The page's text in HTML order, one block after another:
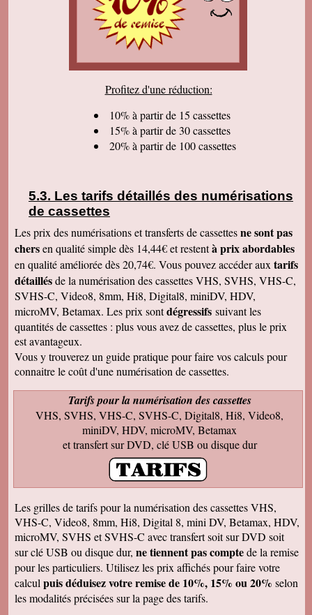
Juste pour vous dire que j'ai bien reçu le dernier
colis et vous remercier pour tous nos bons
échanges, tout votre travail sérieux dont nous
sommes très satisfaits. Encore tous mes
remerciements et bonne continuation. Bien
cordialement.
J'ai bien reçu votre paquet, et je suis très
dois dire qu'au début j'étais un peu septique vu
les prix . merci beaucoup Cordialement
Pierre B
Je suis très très très satisfait de votre travail.
que les affaires aillent très bien.
Jacques N
Colis reçu ce jour, satisfait du bon travail réalisé
par vos soins. Merci encore, Cordialement
Hervé R
j'ai bien reçu les CD et les K7 en retour, merci
de cet excellent traitement. Très bons résultats
Pascal R
bonjour bien reçu le colis samedi après
visionnage le travail est superbe
Francis C
J' ai bien reçu votre envoi Les premières
visualisations montrent un beau travail, et
rappellent de nombreux souvenirs Merci Je
ferai de la publicité Bien sincèrement
François M
Bien reçu! Reste à monter pour éliminer ! A
bientôt pour du 8 et sup8mm.
Le colis est effectivement arrivé le 24, la veille
de Noël, c'était parfait. Elle est très contente de
pouvoir passer à nouveau un moment avec ses
Encore merci pour votre efficacité. Je vous ferai
de la pub si l'occasion se présente ! Je vous
souhaite une bonne année avec beaucoup de
vidéos à transposer. Bien cordialement,
Séverine L
J'ai reçu le colis . Merci ça a l'air impeccable !
Bonnes fêtes et à très bientôt pour d'autres
travaux.
Profitez d'une réduction:
10% à partir de 15 cassettes
15% à partir de 30 cassettes
20% à partir de 100 cassettes
Les tarifs détaillés des numérisations
de cassettes
Les prix des numérisations et transferts de cassettesne sont pas
chersen qualité simple dès 14,44€ et restentà prix abordables
en qualité améliorée dès 20,74€. Vous pouvez accéder aux tarifs
détaillésde la numérisation des cassettes VHS, SVHS, VHS-C,
SVHS-C, Video8, 8mm, Hi8, Digital8, miniDV, HDV,
microMV, Betamax. Les prix sontdégressifs suivant les
quantités de cassettes : plus vous avez de cassettes, plus le prix
est avantageux.
Vous y trouverez un guide pratique pour faire vos calculs pour
connaitre le coût d'une numérisation de cassettes.
Tarifs pour la numérisation des cassettes
VHS, SVHS, VHS-C, SVHS-C, Digital8, Hi8, Video8,
miniDV, HDV, microMV, Betamax
et transfert sur DVD, clé USB ou disque dur
Les grilles de tarifs pour la numérisation des cassettes VHS,
VHS-C, Video8, 8mm, Hi8, Digital 8, mini DV, Betamax, HDV,
microMV, SVHS et SVHS-C avec transfert soit sur DVD soit
sur clé USB ou disque dur, ne tiennent pas comptede la remise
pour les particuliers. Utilisez les prix affichés pour faire votre
calcul puis déduisez votre remise de 10%, 15% ou 20% selon
les modalités précisées sur la page des tarifs.